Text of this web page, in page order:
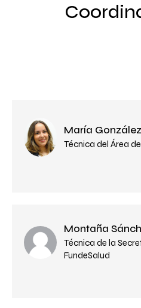
María
Técnica del Área
Montaña
Técnica de la
FundeSalud